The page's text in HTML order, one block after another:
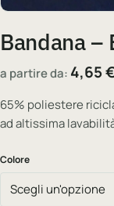
Bandana –
a partire da: 4,65€
65% poliestere
ad altissima
Colore